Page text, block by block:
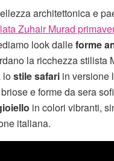
architettonica e
Zuhair Murad
look dalleforme
la ricchezza stilista
lostile safari in versione
e forme da sera
in colori vibranti,
italiana.